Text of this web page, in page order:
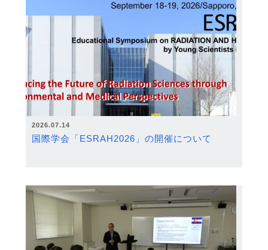
2026.07.14
国際学会「ESRAH2026」の開催について